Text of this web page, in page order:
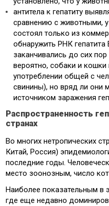
антитела к гепатиту
сравнению с животными,
состоял только из
обнаружить РНК гепатита
заканчивались до сих
вероятно, собаки и кошки
употреблении общей с
свинины), но вряд ли они
источником заражения
Распространенность
странах
Во многих нетропических
Китай, Россия)
последние годы.
место зоонозным, число
Наиболее показательным в
где еще недавно